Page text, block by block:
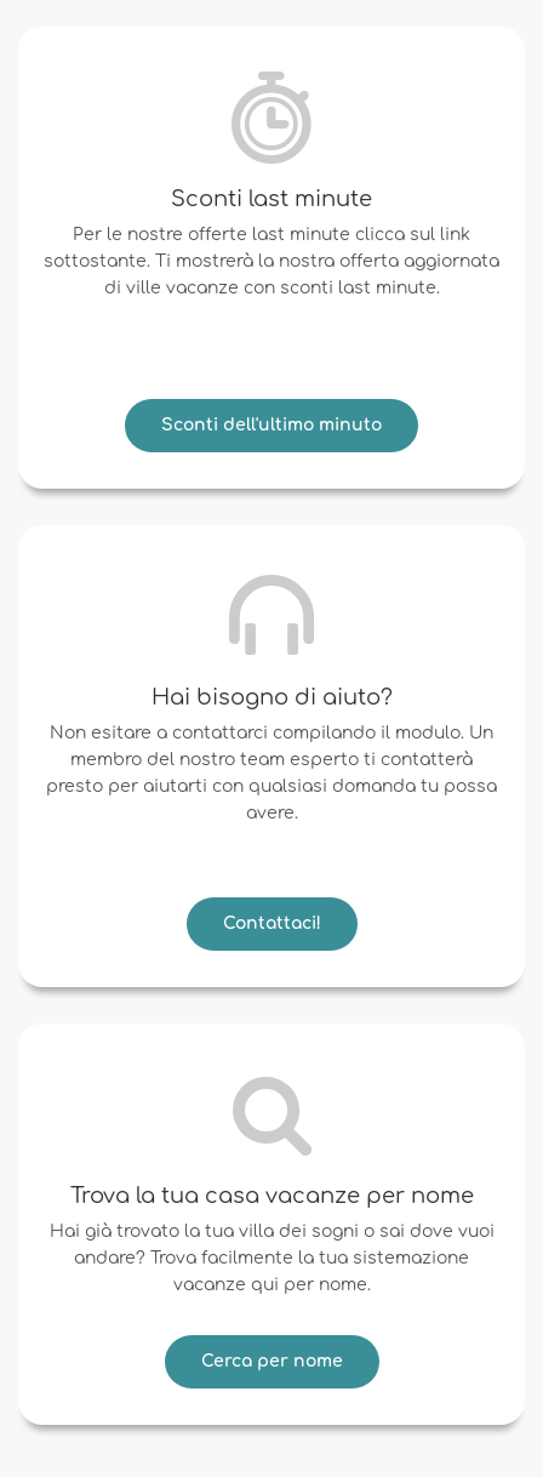
Sconti last minute
Per le nostre offerte last minute clicca sul link
sottostante. Ti mostrerà la nostra offerta aggiornata
di ville vacanze con sconti last minute.
Sconti dell'ultimo minuto
Hai bisogno di aiuto?
Non esitare a contattarci compilando il modulo. Un
membro del nostro team esperto ti contatterà
presto per aiutarti con qualsiasi domanda tu possa
avere.
Contattaci!
Trova la tua casa vacanze per nome
Hai già trovato la tua villa dei sogni o sai dove vuoi
andare? Trova facilmente la tua sistemazione
vacanze qui per nome.
Cerca per nome